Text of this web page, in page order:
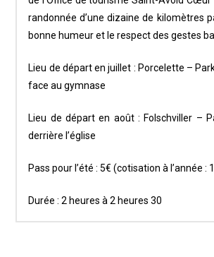
randonnée d’une dizaine de kilomètres
bonne humeur et le respect des gestes
Lieu de départ en juillet : Porcelette –
face au gymnase
Lieu de départ en août : Folschviller –
derrière l’église
Pass pour l’été : 5€ (cotisation à l’année :
Durée : 2 heures à 2 heures 30